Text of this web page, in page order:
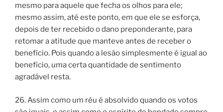
mesmo para aquele que fecha os olhos para ele;
mesmo assim, até este ponto, em que ele se esforça,
depois de ter recebido o dano preponderante, para
retomar a atitude que manteve antes de receber o
benefício. Pois quando a lesão simplesmente é igual ao
benefício, uma certa quantidade de sentimento
agradável resta.
26. Assim como um réu é absolvido quando os votos